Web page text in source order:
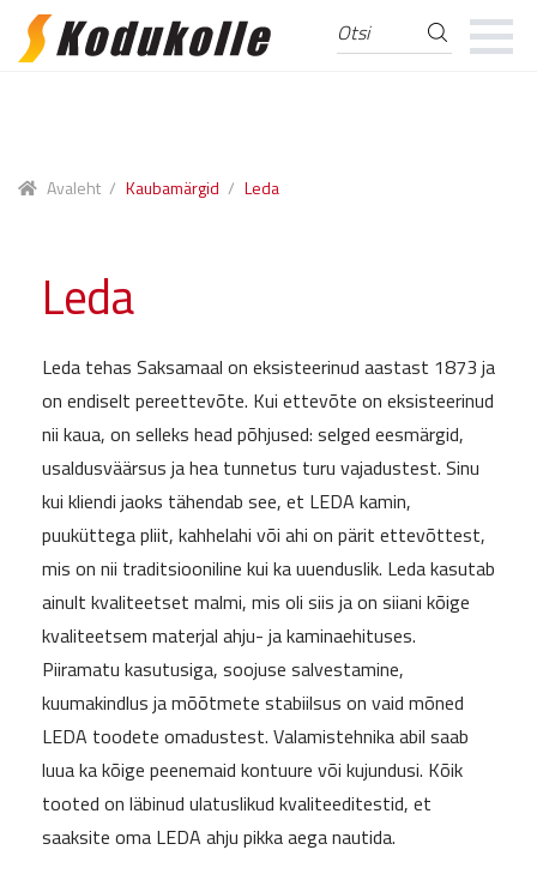
Skip
Skip
Otsi:
Avaleht / Kaubamärgid / Leda
Leda
Leda tehas Saksamaal on eksisteerinud aastast 1873 ja
on endiselt pereettevõte. Kui ettevõte on eksisteerinud
nii kaua, on selleks head põhjused: selged eesmärgid,
usaldusväärsus ja hea tunnetus turu vajadustest. Sinu
kui kliendi jaoks tähendab see, et LEDA kamin,
puuküttega pliit, kahhelahi või ahi on pärit ettevõttest,
mis on nii traditsiooniline kui ka uuenduslik. Leda kasutab
ainult kvaliteetset malmi, mis oli siis ja on siiani kõige
kvaliteetsem materjal ahju- ja kaminaehituses.
Piiramatu kasutusiga, soojuse salvestamine,
kuumakindlus ja mõõtmete stabiilsus on vaid mõned
LEDA toodete omadustest. Valamistehnika abil saab
luua ka kõige peenemaid kontuure või kujundusi. Kõik
tooted on läbinud ulatuslikud kvaliteeditestid, et
saaksite oma LEDA ahju pikka aega nautida.